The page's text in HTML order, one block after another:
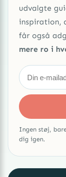
udvalgte
inspiration,
får også
mere ro i
Ingen støj,
dig igen.